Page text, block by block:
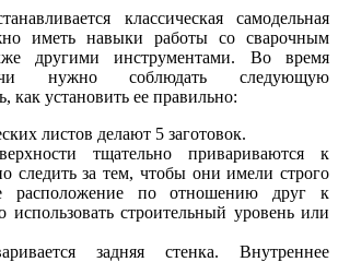
классическая самодельная
иметь навыки работы со сварочным
другими инструментами. Во время
нужно соблюдать следующую
как установить ее правильно:
листов делают 5 заготовок.
тщательно привариваются к
следить за тем, чтобы они имели строго
расположение по отношению друг к
использовать строительный уровень или
задняя стенка. Внутреннее